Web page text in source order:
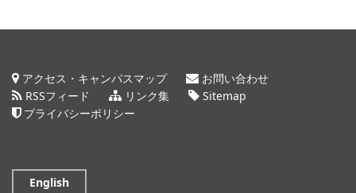
アクセス・キャンパスマップ
お問い合わせ
RSSフィード
リンク集
Sitemap
プライバシーポリシー
English